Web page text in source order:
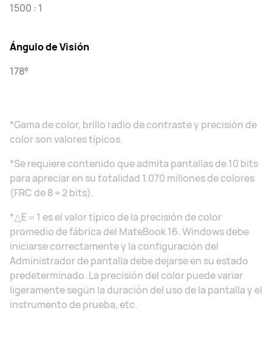
1500 : 1
Ángulo de Visión
178°
*Gama de color, brillo radio de contraste y precisión de
color son valores típicos.
*Se requiere contenido que admita pantallas de 10 bits
para apreciar en su totalidad 1.070 millones de colores
(FRC de 8 + 2 bits).
*△E＝1 es el valor típico de la precisión de color
promedio de fábrica del MateBook 16. Windows debe
iniciarse correctamente y la configuración del
Administrador de pantalla debe dejarse en su estado
predeterminado. La precisión del color puede variar
ligeramente según la duración del uso de la pantalla y el
instrumento de prueba, etc.